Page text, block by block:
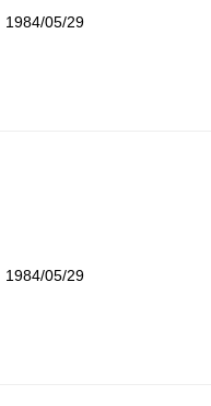
05/29
05/29